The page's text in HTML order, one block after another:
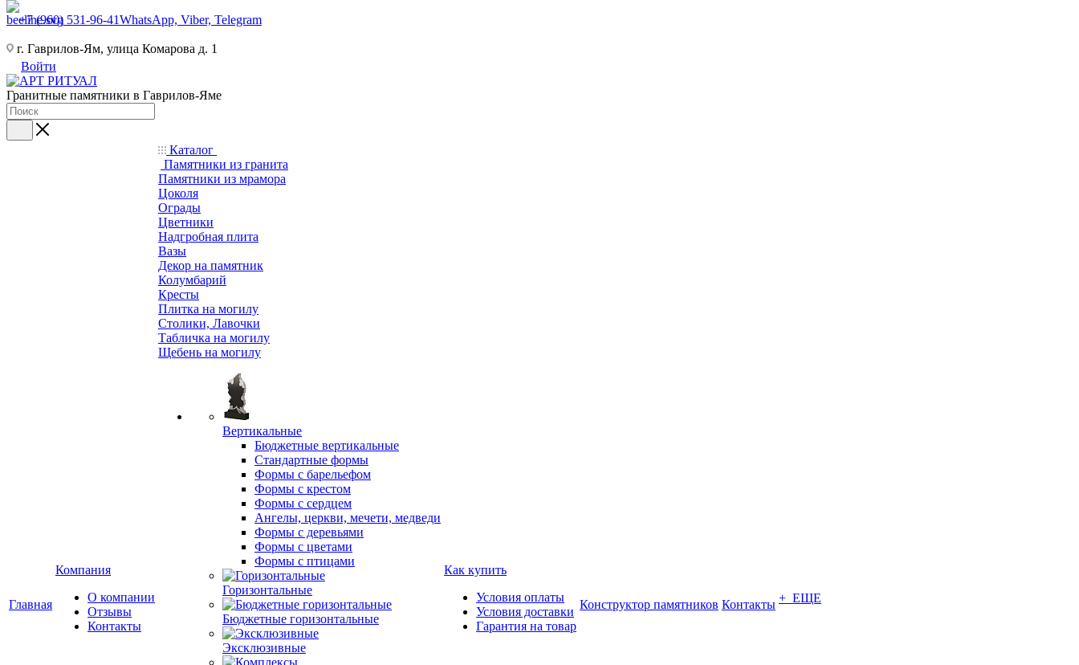
+7 (960) 531-96-41WhatsApp, Viber, Telegram
г. Гаврилов-Ям, улица Комарова д. 1
Войти
Гранитные памятники в Гаврилов-Яме
Главная
Компания
О компании
Отзывы
Контакты
Каталог
Памятники из гранита
Памятники из мрамора
Цоколя
Ограды
Цветники
Надгробная плита
Вазы
Декор на памятник
Колумбарий
Кресты
Плитка на могилу
Столики, Лавочки
Табличка на могилу
Щебень на могилу
Вертикальные
Бюджетные вертикальные
Стандартные формы
Формы с барельефом
Формы с крестом
Формы с сердцем
Ангелы, церкви, мечети, медведи
Формы с деревьями
Формы с цветами
Формы с птицами
Горизонтальные
Бюджетные горизонтальные
Эксклюзивные
Как купить
Условия оплаты
Условия доставки
Гарантия на товар
Конструктор памятников Контакты + ЕЩЕ